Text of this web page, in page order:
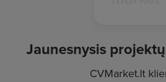
Jaunesnysis
CVMarket.lt